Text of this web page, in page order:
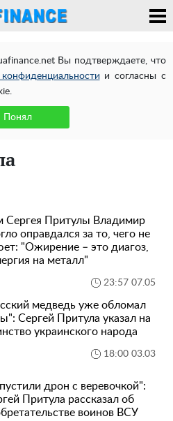
Вы подтверждаете, что
конфиденциальности и согласны с
Понял
Сергея Притулы Владимир
оправдался за то, чего не
"Ожирение – это диагоз,
на металл"
23:57 07.05
медведь уже обломал
Сергей Притула указал на
украинского народа
18:00 03.03
дрон с веревочкой":
Притула рассказал об
воинов ВСУ